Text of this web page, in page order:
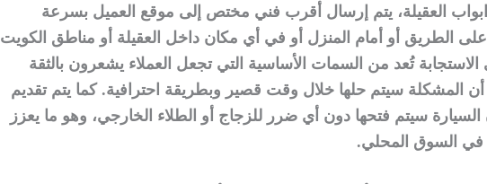
العقيلة، يتم إرسال أقرب فني مختص إلى موقع العميل بسرعة
الطريق أو أمام المنزل أو في أي مكان داخل العقيلة أو مناطق الكويت
تُعد من السمات الأساسية التي تجعل العملاء يشعرون بالثقة
أن المشكلة سيتم حلها خلال وقت قصير وبطريقة احترافية. كما يتم تقديم
السيارة سيتم فتحها دون أي ضرر للزجاج أو الطلاء الخارجي، وهو ما يعزز
السوق المحلي.